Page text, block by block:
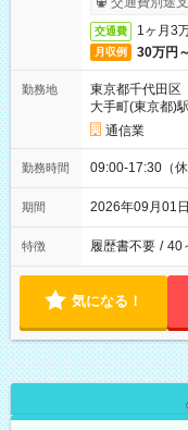
交通費 1ヶ月3
月収例 30万円～
勤務地
東京都千代田区
大手町(東京都)
通信業
勤務時間 09:00-17:30（
期間 2026年09月01
特徴 履歴書不要 / 40
気になる！